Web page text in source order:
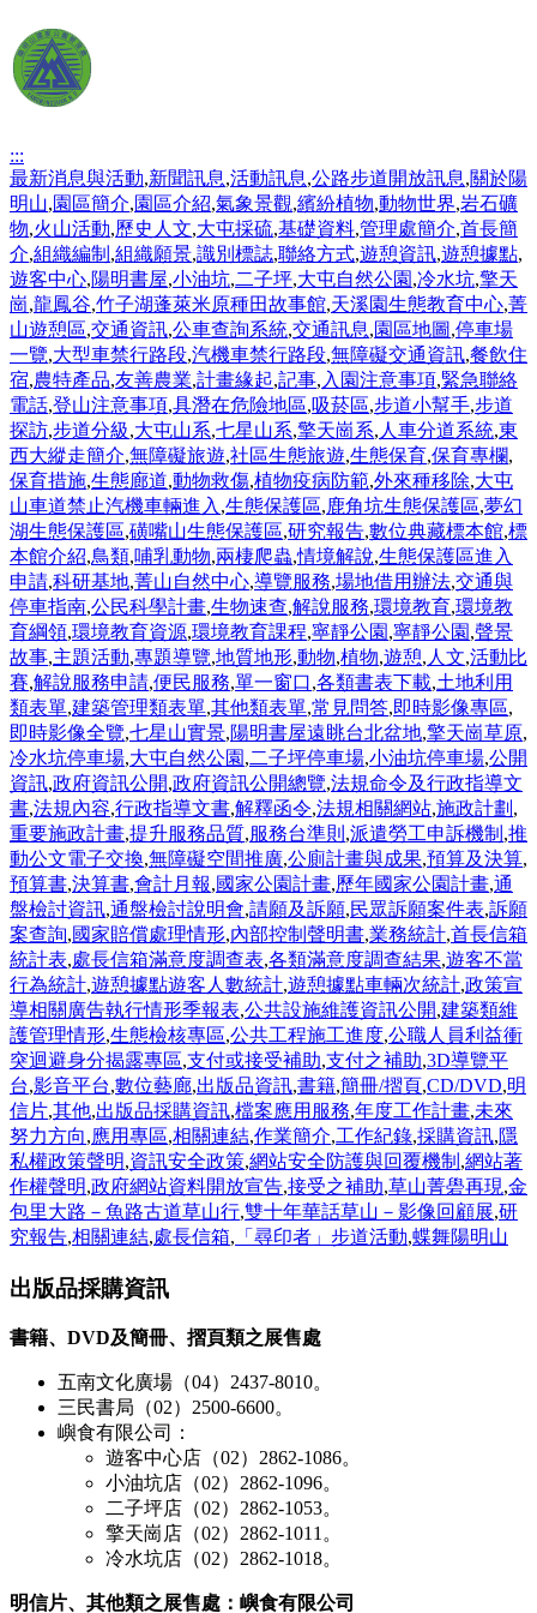
:::
最新消息與活動,新聞訊息,活動訊息,公路步道開放訊息,關於陽
明山,園區簡介,園區介紹,氣象景觀,繽紛植物,動物世界,岩石礦
物,火山活動,歷史人文,大屯採硫,基礎資料,管理處簡介,首長簡
介,組織編制 ,組織願景,識別標誌,聯絡方式,遊憩資訊,遊憩據點,
遊客中心,陽明書屋,小油坑,二子坪,大屯自然公園 ,冷水坑,擎天
崗,龍鳳谷,竹子湖蓬萊米原種田故事館,天溪園生態教育中心,菁
山遊憩區,交通資訊,公車查詢系統,交通訊息,園區地圖 ,停車場
一覽,大型車禁行路段,汽機車禁行路段,無障礙交通資訊,餐飲住
宿,農特產品,友善農業,計畫緣起,記事, 入園注意事項,緊急聯絡
電話,登山注意事項,具潛在危險地區,吸菸區,步道小幫手,步道
探訪,步道分級,大屯山系,七星山系,擎天崗系, 人車分道系統,東
西大縱走簡介,無障礙旅遊,社區生態旅遊,生態保育,保育專欄,
保育措施,生態廊道,動物救傷,植物疫病防範,外來種移除,大屯
山車道禁止汽機車輛進入 ,生態保護區,鹿角坑生態保護區,夢幻
湖生態保護區,磺嘴山生態保護區,研究報告,數位典藏標本館,標
本館介紹,鳥類,哺乳動物,兩棲爬蟲,情境解說,生態保護區進入
申請,科研基地,菁山自然中心,導覽服務,場地借用辦法,交通與
停車指南,公民科學計畫,生物速查,解說服務,環境教育,環境教
育綱領,環境教育資源,環境教育課程,寧靜公園 ,寧靜公園 ,聲景
故事,主題活動,專題導覽,地質地形,動物,植物,遊憩, 人文,活動比
賽,解說服務申請,便民服務,單一窗口,各類書表下載,土地利用
類表單,建築管理類表單,其他類表單,常見問答,即時影像專區,
即時影像全覽,七星山實景,陽明書屋遠眺台北盆地,擎天崗草原,
冷水坑停車場,大屯自然公園 ,二子坪停車場,小油坑停車場,公開
資訊,政府資訊公開,政府資訊公開總覽,法規命令及行政指導文
書,法規內容,行政指導文書,解釋函令,法規相關網站,施政計劃 ,
重要施政計畫,提升服務品質,服務台準則 ,派遣勞工申訴機制 ,推
動公文電子交換,無障礙空間推廣,公廁計畫與成果,預算及決算,
預算書,決算書,會計月報,國家公園計畫,歷年國家公園計畫,通
盤檢討資訊,通盤檢討說明會,請願及訴願,民眾訴願案件表,訴願
案查詢,國家賠償處理情形,內部控制聲明書,業務統計,首長信箱
統計表,處長信箱滿意度調查表,各類滿意度調查結果,遊客不當
行為統計,遊憩據點遊客人數統計,遊憩據點車輛次統計,政策宣
導相關廣告執行情形季報表,公共設施維護資訊公開,建築類維
護管理情形,生態檢核專區,公共工程施工進度,公職人員利益衝
突迴避身分揭露專區,支付或接受補助,支付之補助,3D導覽平
台,影音平台,數位藝廊,出版品資訊,書籍,簡冊/摺頁,CD/DVD,明
信片,其他,出版品採購資訊,檔案應用服務,年度工作計畫,未來
努力方向,應用專區,相關連結,作業簡介,工作紀錄,採購資訊,隱
私權政策聲明,資訊安全政策,網站安全防護與回覆機制 ,網站著
作權聲明,政府網站資料開放宣告,接受之補助,草山菁礐再現,金
包里大路－魚路古道草山行,雙十年華話草山－影像回顧展,研
究報告,相關連結,處長信箱, 「尋印者」步道活動,蝶舞陽明山
出版品採購資訊
書籍、DVD及簡冊、摺頁類之展售處
五南文化廣場（04）2437-8010。
三民書局（02）2500-6600。
嶼食有限公司：
遊客中心店（02）2862-1086。
小油坑店（02）2862-1096。
二子坪店（02）2862-1053。
擎天崗店（02）2862-1011。
冷水坑店（02）2862-1018。
明信片、其他類之展售處：嶼食有限公司